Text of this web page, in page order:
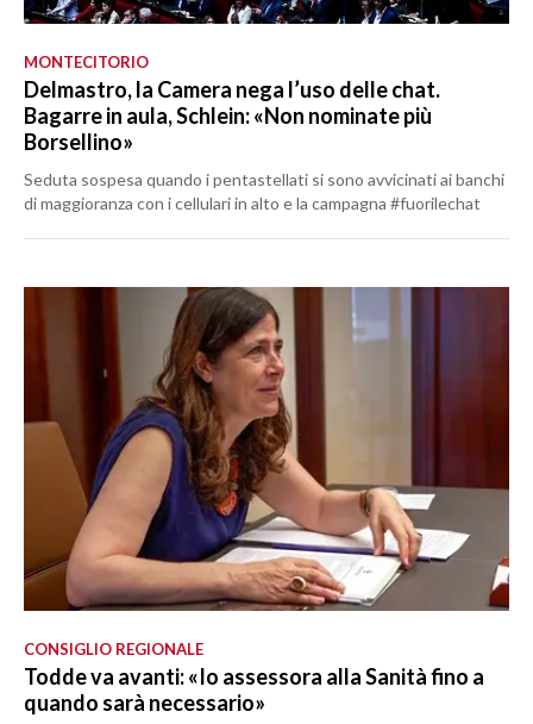
MONTECITORIO
Delmastro, la Camera nega l’uso delle chat.
Bagarre in aula, Schlein: «Non nominate più
Borsellino»
Seduta sospesa quando i pentastellati si sono avvicinati ai banchi
di maggioranza con i cellulari in alto e la campagna #fuorilechat
CONSIGLIO REGIONALE
Todde va avanti: «Io assessora alla Sanità fino a
quando sarà necessario»